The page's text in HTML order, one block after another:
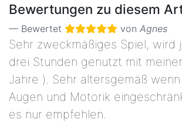
Bewertungen zu diesem
Bewertet von Agnes
Sehr zweckmäßiges Spiel, wird
drei Stunden genutzt mit
Jahre ). Sehr altersgemäß
Augen und Motorik
es nur empfehlen.